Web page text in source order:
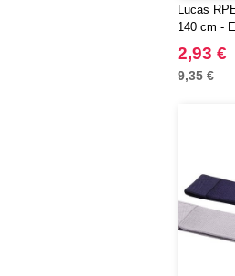
Lucas
140 cm -
2,93 €
9,35 €